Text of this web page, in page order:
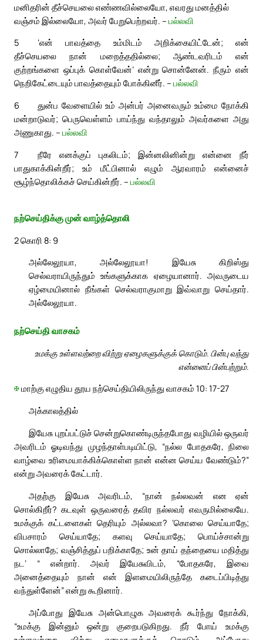
மனிதரின் தீச்செயலை எண்ணவில்லையோ, எவரது மனத்தில்
வஞ்சம் இல்லையோ, அவர் பேறுபெற்றவர். – பல்லவி
5
‘என் பாவத்தை உம்மிடம் அறிக்கையிட்டேன்; என்
தீச்செயலை நான் மறைத்ததில்லை; ஆண்டவரிடம் என்
குற்றங்களை ஒப்புக் கொள்வேன்’ என்று சொன்னேன். நீரும் என்
நெறிகேட்டையும் பாவத்தையும் போக்கினீர். – பல்லவி
6
துன்ப வேளையில் உம் அன்பர் அனைவரும் உம்மை நோக்கி
மன்றாடுவர்; பெருவெள்ளம் பாய்ந்து வந்தாலும் அவர்களை அது
அணுகாது. – பல்லவி
7
நீரே எனக்குப் புகலிடம்; இன்னலினின்று என்னை நீர்
பாதுகாக்கின்றீர்; உம் மீட்பினால் எழும் ஆரவாரம் என்னைச்
சூழ்ந்தொலிக்கச் செய்கின்றீர். – பல்லவி
நற்செய்திக்கு முன் வாழ்த்தொலி
2 கொரி 8: 9
அல்லேலூயா, அல்லேலூயா! இயேசு கிறிஸ்து
செல்வராயிருந்தும் உங்களுக்காக ஏழையானார். அவருடைய
ஏழ்மையினால் நீங்கள் செல்வராகுமாறு இவ்வாறு செய்தார்.
அல்லேலூயா.
நற்செய்தி வாசகம்
உமக்கு உள்ளவற்றை விற்று ஏழைகளுக்குக் கொடும். பின்பு வந்து
என்னைப் பின்பற்றும்.
✠மாற்கு எழுதிய தூய நற்செய்தியிலிருந்து வாசகம் 10: 17-27
அக்காலத்தில்
இயேசு புறப்பட்டுச் சென்றுகொண்டிருந்தபோது வழியில் ஒருவர்
அவரிடம் ஓடிவந்து முழந்தாள்படியிட்டு, “நல்ல போதகரே, நிலை
வாழ்வை உரிமையாக்கிக்கொள்ள நான் என்ன செய்ய வேண்டும்?”
என்று அவரைக் கேட்டார்.
அதற்கு இயேசு அவரிடம், “நான் நல்லவன் என ஏன்
சொல்கிறீர்? கடவுள் ஒருவரைத் தவிர நல்லவர் எவருமில்லையே.
உமக்குக் கட்டளைகள் தெரியும் அல்லவா? ‘கொலை செய்யாதே;
விபசாரம் செய்யாதே; களவு செய்யாதே; பொய்ச்சான்று
சொல்லாதே; வஞ்சித்துப் பறிக்காதே; உன் தாய் தந்தையை மதித்து
நட’ “ என்றார். அவர் இயேசுவிடம், “போதகரே, இவை
அனைத்தையும் நான் என் இளமையிலிருந்தே கடைப்பிடித்து
வந்துள்ளேன்” என்று கூறினார்.
அப்போது இயேசு அன்பொழுக அவரைக் கூர்ந்து நோக்கி,
“உமக்கு இன்னும் ஒன்று குறைபடுகிறது. நீர் போய் உமக்கு